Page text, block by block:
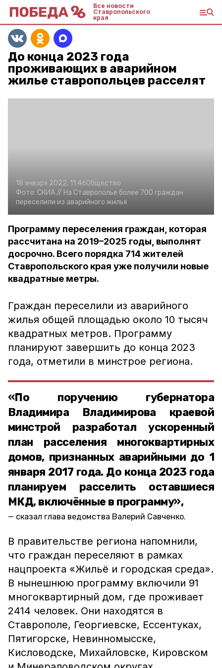
Все новости
Ставропольского
края
До конца 2023 года
проживающих в аварийном
жилье ставропольцев расселят
18 января 2022, 11:46Общество
Фото: СКИА // На Ставрополье более 700 граждан
переселили из аварийного жилья
Программу переселения граждан, которая
рассчитана на 2019–2025 годы, выполнят
досрочно. Всего порядка 714 жителей
Ставропольского края уже получили новые
квадратные метры.
Граждан переселили из аварийного
жилья общей площадью около 10 тысяч
квадратных метров. Программу
планируют завершить до конца 2023
года, отметили в минстрое региона.
«По поручению губернатора
Владимира Владимирова краевой
минстрой разработал ускоренный
план расселения многоквартирных
домов, признанных аварийными до 1
января 2017 года. До конца 2023 года
планируем расселить оставшиеся
МКД, включённые в программу»,
сказал глава ведомства Валерий Савченко.
В правительстве региона напомнили,
что граждан переселяют в рамках
нацпроекта «Жильё и городская среда».
В нынешнюю программу включили 91
многоквартирный дом, где проживает
2414 человек. Они находятся в
Ставрополе, Георгиевске, Ессентуках,
Пятигорске, Невинномысске,
Кисловодске, Михайловске, Кировском